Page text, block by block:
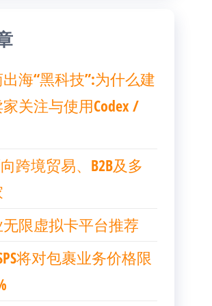
海“黑科技”:为什么建
关注与使用Codex /
向跨境贸易、B2B及多
限虚拟卡平台推荐
将对包裹业务价格限